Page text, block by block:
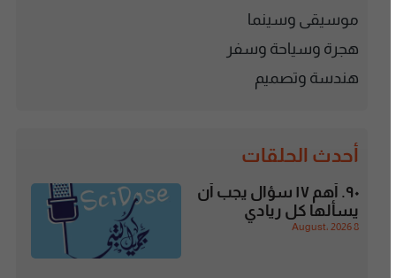
موسيقى وسينما
هجرة وسياحة وسفر
هندسة وتصميم
أحدث الحلقات
٩٠. أهم ١٧ سؤال يجب أن
يسألها كل ريادي
8 August، 2026